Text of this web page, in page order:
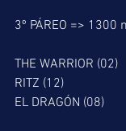
3º PÁREO => 1300
THE WARRIOR (02)
RITZ (12)
EL DRAGÓN (08)